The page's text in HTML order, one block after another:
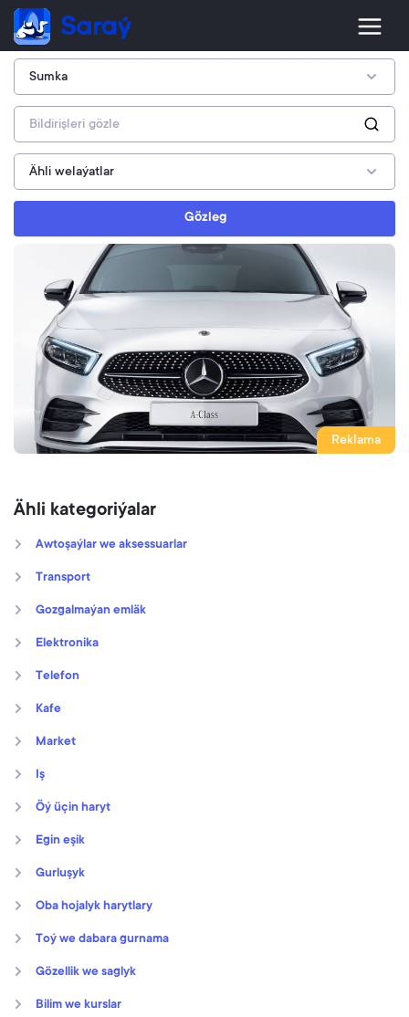
Gözleg
Reklama
Ähli kategoriýalar
Awtoşaýlar we aksessuarlar
Transport
Gozgalmaýan emläk
Elektronika
Telefon
Kafe
Market
Iş
Öý üçin haryt
Egin eşik
Gurluşyk
Oba hojalyk harytlary
Toý we dabara gurnama
Gözellik we saglyk
Bilim we kurslar